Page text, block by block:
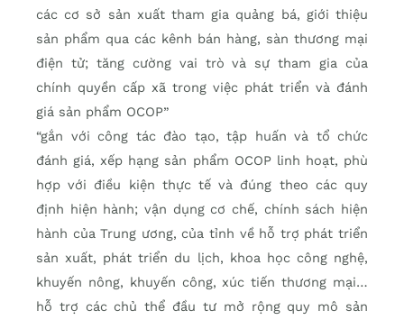
các cơ sở sản xuất tham gia quảng bá, giới thiệu
sản phẩm qua các kênh bán hàng, sàn thương mại
điện tử; tăng cường vai trò và sự tham gia của
chính quyền cấp xã trong việc phát triển và đánh
giá sản phẩm OCOP”
“gắn với công tác đào tạo, tập huấn và tổ chức
đánh giá, xếp hạng sản phẩm OCOP linh hoạt, phù
hợp với điều kiện thực tế và đúng theo các quy
định hiện hành; vận dụng cơ chế, chính sách hiện
hành của Trung ương, của tỉnh về hỗ trợ phát triển
sản xuất, phát triển du lịch, khoa học công nghệ,
khuyến nông, khuyến công, xúc tiến thương mại…
hỗ trợ các chủ thể đầu tư mở rộng quy mô sản